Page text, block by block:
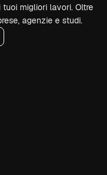
migliori lavori. Oltre
agenzie e studi.